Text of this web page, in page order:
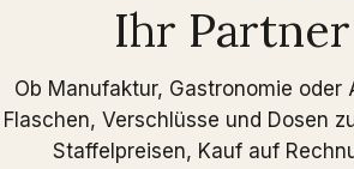
Ihr
Ob Manufaktur, Gastronomie
Flaschen, Verschlüsse und Dosen
Staffelpreisen, Kauf auf